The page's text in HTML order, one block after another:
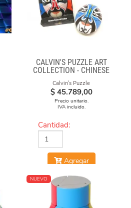
CALVIN'S PUZZLE ART
COLLECTION - CHINESE
OPERA FACE-OFF CUBE
(RED & BLUE MASKS)
Calvin's Puzzle
$ 45.789,00
Precio unitario.
IVA incluido.
Cantidad:
Agregar
NUEVO